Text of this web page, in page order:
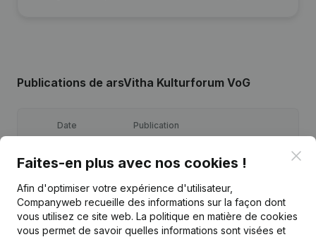
Publications de arsVitha Kulturforum VoG
Date Publication
Kapital - Aktien - Entlassung -
Ernennung - Satzungen
(Uebersetzung, Koordination, Andere
Aenderungen, …)(DE)
12-12-2025 Entlassung - Ernennung(DE)
Faites-en plus avec nos cookies !
Afin d'optimiser votre expérience d'utilisateur,
Companyweb recueille des informations sur la façon dont
vous utilisez ce site web. La politique en matière de cookies
vous permet de savoir quelles informations sont visées et